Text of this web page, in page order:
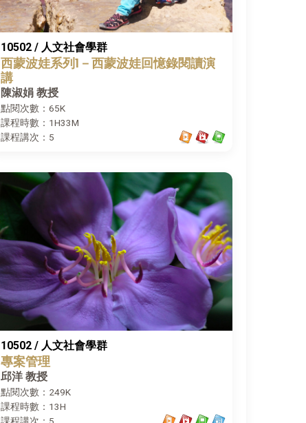
10502 / 人文社會學群
西蒙波娃系列1－西蒙波娃回憶錄閱讀演
講
陳淑娟 教授
點閱次數：65K
課程時數：1H33M
課程講次：5
10502 / 人文社會學群
專案管理
邱洋 教授
點閱次數：249K
課程時數：13H